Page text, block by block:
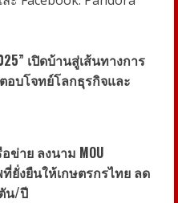
เปิดบ้านสู่เส้นทางการ
บโจทย์โลกธุรกิจและ
าย ลงนาม MOU
ยั่งยืนให้เกษตรกรไทย ลด
น/ปี